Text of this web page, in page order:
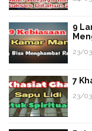
9
23/
7
23/